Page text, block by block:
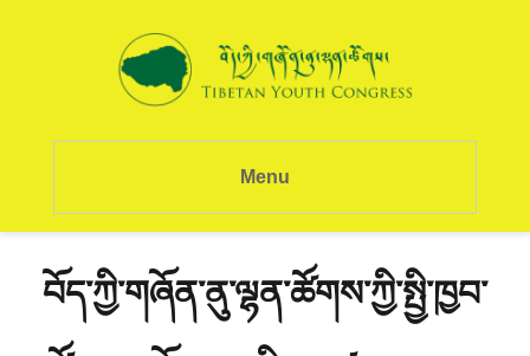
Menu
བོད་ཀྱི་གཞོན་ནུ་ལྷན་ཚོགས་ཀྱི་སྤྱི་ཁྱབ་